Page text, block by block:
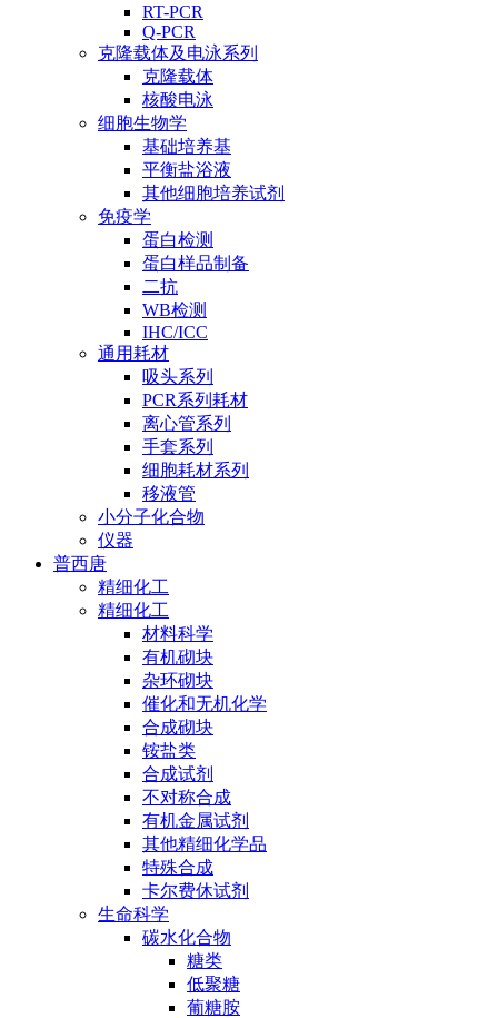
RT-PCR
Q-PCR
克隆载体及电泳系列
克隆载体
核酸电泳
细胞生物学
基础培养基
平衡盐浴液
其他细胞培养试剂
免疫学
蛋白检测
蛋白样品制备
二抗
WB检测
IHC/ICC
通用耗材
吸头系列
PCR系列耗材
离心管系列
手套系列
细胞耗材系列
移液管
小分子化合物
仪器
普西唐
精细化工
精细化工
材料科学
有机砌块
杂环砌块
催化和无机化学
合成砌块
铵盐类
合成试剂
不对称合成
有机金属试剂
其他精细化学品
特殊合成
卡尔费休试剂
生命科学
碳水化合物
糖类
低聚糖
葡糖胺